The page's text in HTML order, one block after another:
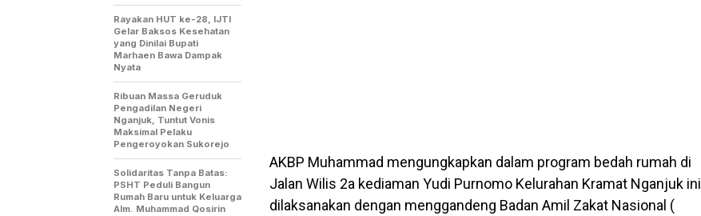
AKBP Muhammad mengungkapkan dalam program bedah rumah di
Jalan Wilis 2a kediaman Yudi Purnomo Kelurahan Kramat Nganjuk ini
dilaksanakan dengan menggandeng Badan Amil Zakat Nasional (
Rayakan HUT ke-28, IJTI
Gelar Baksos Kesehatan
yang Dinilai Bupati
Marhaen Bawa Dampak
Nyata
Ribuan Massa Geruduk
Pengadilan Negeri
Nganjuk, Tuntut Vonis
Maksimal Pelaku
Pengeroyokan Sukorejo
Solidaritas Tanpa Batas:
PSHT Peduli Bangun
Rumah Baru untuk Keluarga
Alm. Muhammad Qosirin